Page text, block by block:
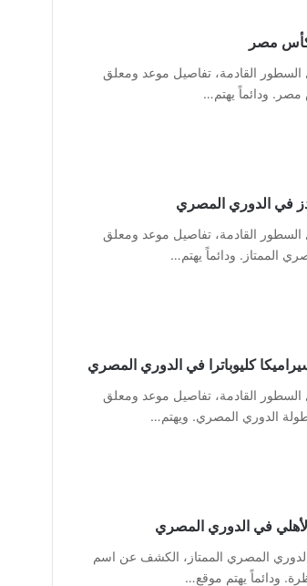
كأس مصر
القادمة، تفاصيل موعد ومعلق
مصر. ودائماً يهتم…
في الدوري المصري
القادمة، تفاصيل موعد ومعلق
الممتاز. ودائماً يهتم…
كليوباترا في الدوري المصري
القادمة، تفاصيل موعد ومعلق
الدوري المصري. ويهتم…
في الدوري المصري
الدوري المصري الممتاز، الكشف عن اسم
ودائماً يهتم موقع…